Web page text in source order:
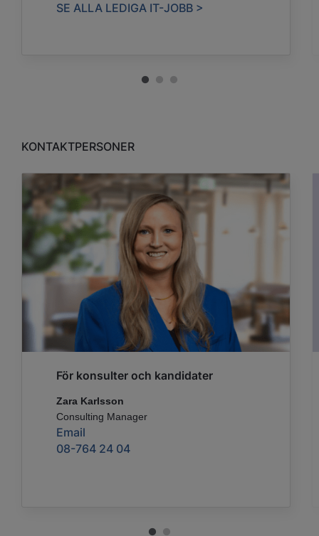
SE ALLA LEDIGA IT-JOBB >
KONTAKTPERSONER
För konsulter och kandidater
Zara Karlsson
Consulting Manager
Email
08-764 24 04